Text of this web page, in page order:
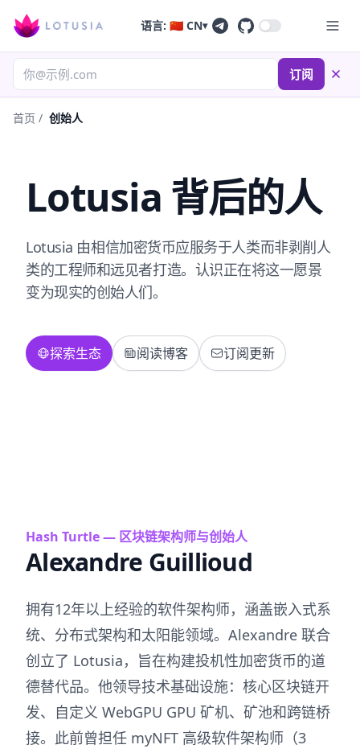
语言: 🇨🇳 CN▾
订阅
首页 / 创始人
Lotusia 背后的人
Lotusia 由相信加密货币应服务于人类而非剥削人
类的工程师和远见者打造。认识正在将这一愿景
变为现实的创始人们。
探索生态 阅读博客 订阅更新
Hash Turtle — 区块链架构师与创始人
Alexandre Guillioud
拥有12年以上经验的软件架构师，涵盖嵌入式系
统、分布式架构和太阳能领域。Alexandre 联合
创立了 Lotusia，旨在构建投机性加密货币的道
德替代品。他领导技术基础设施：核心区块链开
发、自定义 WebGPU GPU 矿机、矿池和跨链桥
接。此前曾担任 myNFT 高级软件架构师（3